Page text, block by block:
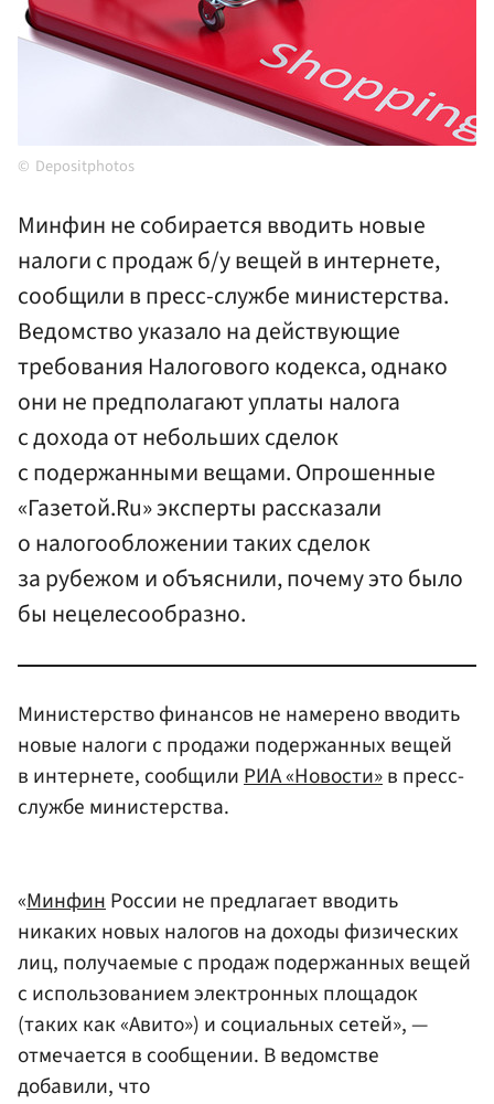
Depositphotos
Минфин не собирается вводить новые
налоги с продаж б/у вещей в интернете,
сообщили в пресс-службе министерства.
Ведомство указало на действующие
требования Налогового кодекса, однако
они не предполагают уплаты налога
с дохода от небольших сделок
с подержанными вещами. Опрошенные
«Газетой.Ru» эксперты рассказали
о налогообложении таких сделок
за рубежом и объяснили, почему это было
бы нецелесообразно.
Министерство финансов не намерено вводить
новые налоги с продажи подержанных вещей
в интернете, сообщилиРИА «Новости»в пресс-
службе министерства.
«МинфинРоссии не предлагает вводить
никаких новых налогов на доходы физических
лиц, получаемые с продаж подержанных вещей
с использованием электронных площадок
(таких как «Авито») и социальных сетей», —
отмечается в сообщении. В ведомстве
добавили, что